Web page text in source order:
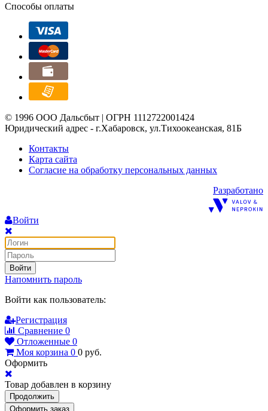
Способы оплаты
© 1996 ООО Дальсбыт | ОГРН 1112722001424
Юридический адрес - г.Хабаровск, ул.Тихоокеанская, 81Б
Контакты
Карта сайта
Согласие на обработку персональных данных
Разработано
Войти
Войти
Напомнить пароль
Войти как пользователь:
Регистрация
Сравнение 0
Отложенные 0
Моя корзина 0 0 руб.
Оформить
Товар добавлен в корзину
Продолжить
Оформить заказ